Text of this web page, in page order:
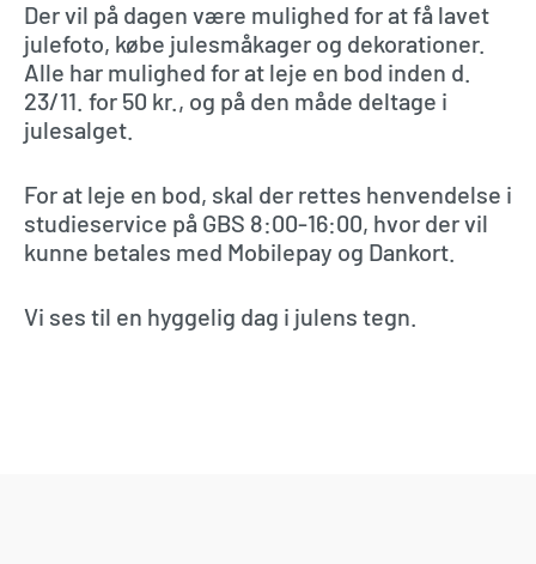
Der vil på dagen være mulighed for at få lavet
julefoto, købe julesmåkager og dekorationer.
Alle har mulighed for at leje en bod inden d.
23/11. for 50 kr., og på den måde deltage i
julesalget.
For at leje en bod, skal der rettes henvendelse i
studieservice på GBS 8:00-16:00, hvor der vil
kunne betales med Mobilepay og Dankort.
Vi ses til en hyggelig dag i julens tegn.